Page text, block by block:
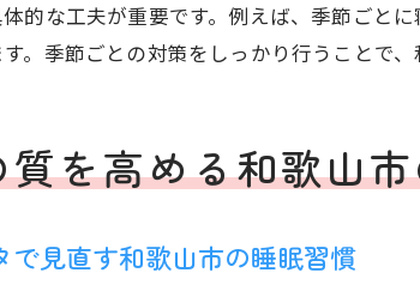
的な工夫が重要です。例えば、季節ごと
。季節ごとの対策をしっかり行うことで
質を高める和歌山
で見直す和歌山市の睡眠習慣